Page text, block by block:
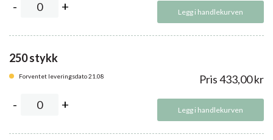
Legg i handlekurven
250 stykk
Forventet leveringsdato 21.08 Pris433,00kr
Legg i handlekurven